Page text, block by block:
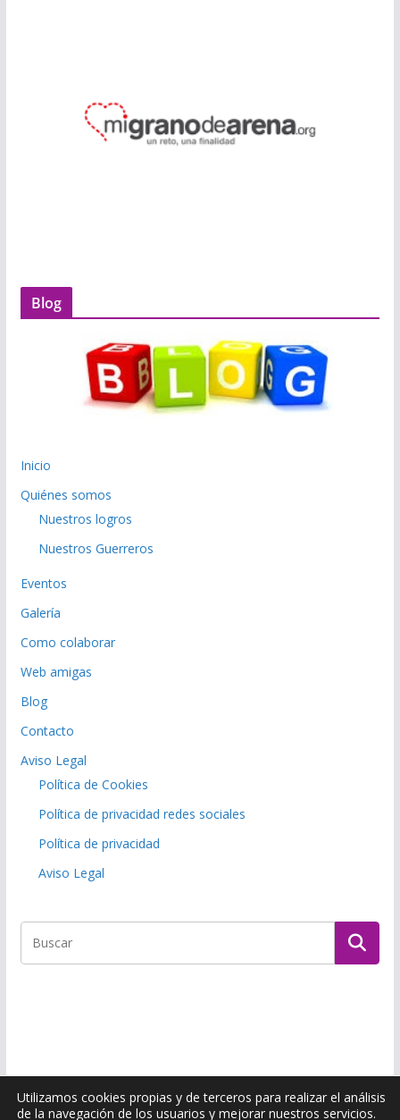
Blog
Inicio
Quiénes somos
Nuestros logros
Nuestros Guerreros
Eventos
Galería
Como colaborar
Web amigas
Blog
Contacto
Aviso Legal
Política de Cookies
Política de privacidad redes sociales
Política de privacidad
Aviso Legal
Utilizamos cookies propias y de terceros para realizar el análisis
de la navegación de los usuarios y mejorar nuestros servicios.